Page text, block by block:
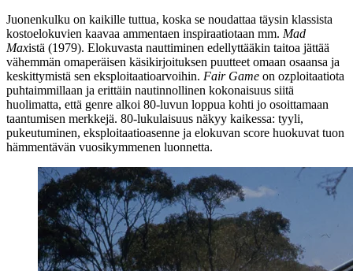
Juonenkulku on kaikille tuttua, koska se noudattaa täysin klassista
kostoelokuvien kaavaa ammentaen inspiraatiotaan mm. Mad
Maxistä (1979). Elokuvasta nauttiminen edellyttääkin taitoa jättää
vähemmän omaperäisen käsikirjoituksen puutteet omaan osaansa ja
keskittymistä sen eksploitaatioarvoihin. Fair Game on ozploitaatiota
puhtaimmillaan ja erittäin nautinnollinen kokonaisuus siitä
huolimatta, että genre alkoi 80‑luvun loppua kohti jo osoittamaan
taantumisen merkkejä. 80‑lukulaisuus näkyy kaikessa: tyyli,
pukeutuminen, eksploitaatioasenne ja elokuvan score huokuvat tuon
hämmentävän vuosikymmenen luonnetta.